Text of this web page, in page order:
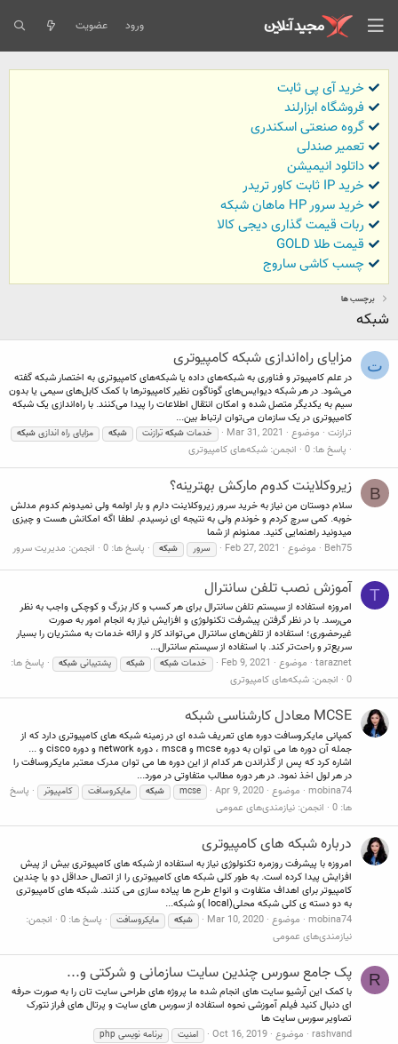
ورود عضویت
خرید آی پی ثابت
فروشگاه ابزارلند
گروه صنعتی اسکندری
تعمیر صندلی
داتلود انیمیشن
خرید IP ثابت کاور تریدر
خرید سرور HP ماهان شبکه
ربات قیمت گذاری دیجی کالا
قیمت طلا GOLD
چسب کاشی ساروج
برچسب ها
شبکه
ت مزایای راه‌اندازی شبکه کامپیوتری
در علم کامپیوتر و فناوری به شبکه‌های داده یا شبکه‌های کامپیوتری به اختصار شبکه گفته
می‌شود. در هر شبکه دیوایس‌های گوناگون نظیر کامپیوتر‌ها با کمک کابل‌های سیمی یا بدون
سیم به یکدیگر متصل شده و امکان انتقال اطلاعات را پیدا می‌کنند. با راه‌اندازی یک شبکه
کامیپوتری در یک سازمان می‌توان ارتباط بین...
ترازنت موضوع Mar 31, 2021 خدمات شبکه ترازنت شبکه مزایای راه اندازی شبکه
پاسخ ها: 0 انجمن: شبکه‌های کامپیوتری
B زیروکلاینت کدوم مارکش بهترینه؟
سلام دوستان من نیاز به خرید سرور زیروکلاینت دارم و بار اولمه ولی نمیدونم کدوم مدلش
خوبه. کمی سرچ کردم و خوندم ولی به نتیجه ای نرسیدم. لطفا اگه امکانش هست و چیزی
میدونید راهنمایی کنید. ممنونم از شما
Beh75
موضوع Feb 27, 2021 سرور شبکه پاسخ ها: 0 انجمن: مدیریت سرور
T آموزش نصب تلفن سانترال
امروزه استفاده از سیستم تلفن سانترال برای هر کسب و کار بزرگ و کوچکی واجب به نظر
می‌رسد. با در نظر گرفتن پیشرفت تکنولوژی و افزایش نیاز به انجام امور به صورت
غیرحضوری؛ استفاده از تلفن‌های سانترال می‌تواند کار و ارائه خدمات به مشتریان را بسیار
سریع‌تر و راحت‌تر کند. با استفاده از سیستم سانترال...
taraznet موضوع Feb 9, 2021 خدمات شبکه شبکه پشتیبانی شبکه
پاسخ ها:
0 انجمن: شبکه‌های کامپیوتری
MCSE معادل کارشناسی شبکه
کمپانی مایکروسافت دوره های تعریف شده ای در زمینه شبکه های کامپیوتری دارد که از
جمله آن دوره ها می توان به دوره mcse و msca ، دوره network و دوره cisco و ...
اشاره کرد که پس از گذراندن هر کدام از این دوره ها می توان مدرک معتبر مایکروسافت را
در هر لول اخذ نمود. در هر دوره مطالب متفاوتی در مورد...
mobina74 موضوع Apr 9, 2020
mcse شبکه مایکروسافت کامپیوتر
پاسخ
ها: 0
انجمن: نیازمندی‌های عمومی
درباره شبکه های کامپیوتری
امروزه با پیشرفت روزمره تکنولوژی نیاز به استفاده از شبکه های کامپیوتری بیش از پیش
افزایش پیدا کرده است. به طور کلی شبکه های کامپیوتری را از اتصال حداقل دو یا چندین
کامپیوتر برای اهداف متفاوت و انواع طرح ها پیاده سازی می کنند. شبکه های کامپیوتری
به دو دسته ی کلی شبکه محلی(local )و شبکه...
mobina74 موضوع Mar 10, 2020 شبکه مایکروسافت پاسخ ها: 0
انجمن:
نیازمندی‌های عمومی
R پک جامع سورس چندین سایت سازمانی و شرکتی و...
با کمک این آرشیو سایت های انجام شده ما پروژه های طراحی سایت تان را به صورت حرفه
ای دنبال کنید فیلم آموزشی نحوه استفاده از سورس های سایت و پرتال های فراز نتورک
تصاویر سورس سایت ها
rashvand موضوع Oct 16, 2019 امنیت
برنامه نویسی php